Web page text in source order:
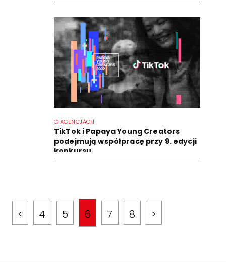
O AGENCJACH
TikTok i Papaya Young Creators
podejmują współpracę przy 9. edycji
konkursu
< 4 5 6 7 8 >